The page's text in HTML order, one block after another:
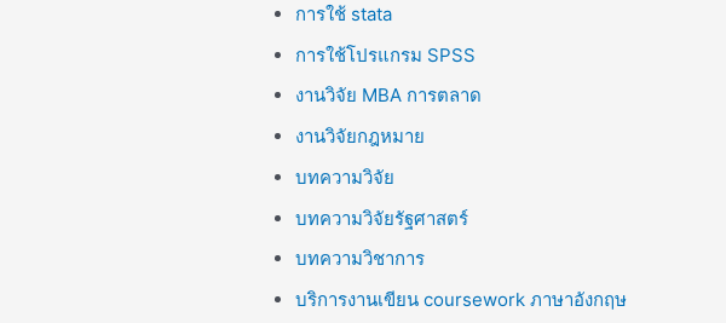
การใช้ stata
การใช้โปรแกรม SPSS
งานวิจัย MBA การตลาด
งานวิจัยกฎหมาย
บทความวิจัย
บทความวิจัยรัฐศาสตร์
บทความวิชาการ
บริการงานเขียน coursework ภาษาอังกฤษ